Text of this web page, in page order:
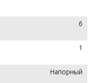
6
1
Напорный